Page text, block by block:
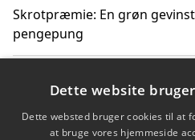
Skrotpræmie: En grøn
pengepung
Hvordan blåfade med rist
plastik i havet
Dette website
Dette websted bruger cookies til at
at bruge vores hjemmeside